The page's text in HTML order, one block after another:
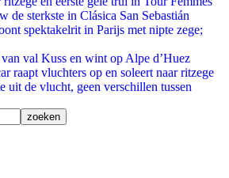
de sterkste in Clásica San Sebastián
spektakelrit in Parijs met nipte zege;
val Kuss en wint op Alpe d’Huez
raapt vluchters op en soleert naar ritzege
uit de vlucht, geen verschillen tussen